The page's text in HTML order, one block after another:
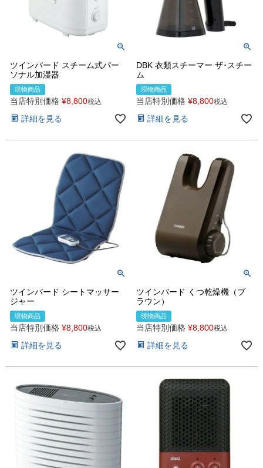
ツインバード スチーム式パー
ソナル加湿器
現物商品
当店特別価格 ¥8,800税込
詳細を見る
DBK 衣類スチーマー ザ･スチー
ム
現物商品
当店特別価格 ¥8,800税込
詳細を見る
ツインバード シートマッサー
ジャー
現物商品
当店特別価格 ¥8,800税込
詳細を見る
ツインバード くつ乾燥機（ブ
ラウン）
現物商品
当店特別価格 ¥8,800税込
詳細を見る